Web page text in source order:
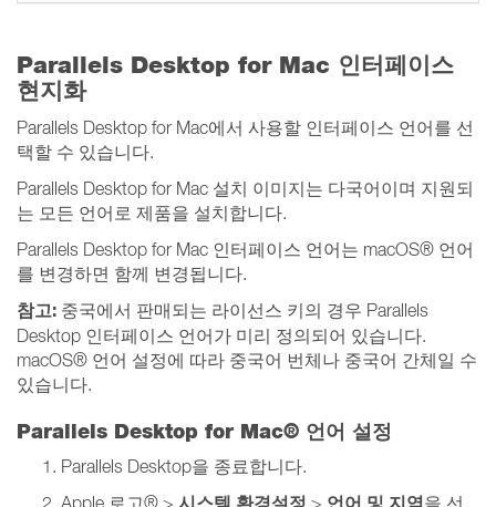
Parallels Desktop for Mac 인터페이스
현지화
Parallels Desktop for Mac에서 사용할 인터페이스 언어를 선
택할 수 있습니다.
Parallels Desktop for Mac 설치 이미지는 다국어이며 지원되
는 모든 언어로 제품을 설치합니다.
Parallels Desktop for Mac 인터페이스 언어는 macOS® 언어
를 변경하면 함께 변경됩니다.
참고: 중국에서 판매되는 라이선스 키의 경우 Parallels
Desktop 인터페이스 언어가 미리 정의되어 있습니다.
macOS® 언어 설정에 따라 중국어 번체나 중국어 간체일 수
있습니다.
Parallels Desktop for Mac® 언어 설정
Parallels Desktop을 종료합니다.
Apple 로고® >
>
을 선